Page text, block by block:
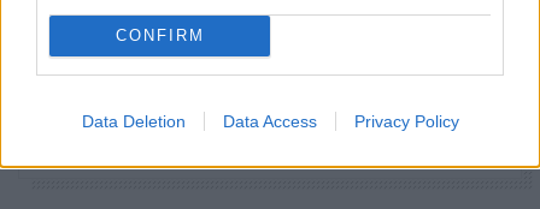
CONFIRM
Data Deletion Data Access Privacy Policy
Google News
και μάθετε πρώτοι όλες τις ειδήσεις